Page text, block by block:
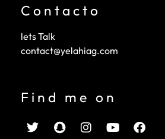
Contacto
lets Talk
contact@yelahiag.com
Find me on